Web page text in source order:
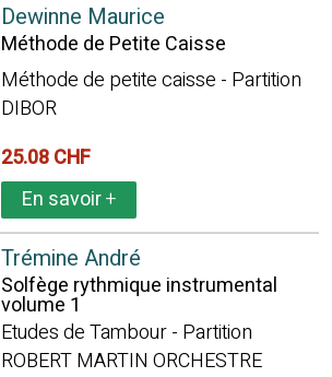
Dewinne Maurice
Méthode de Petite Caisse
Méthode de petite caisse - Partition
DIBOR
25.08 CHF
En savoir+
Trémine André
Solfège rythmique instrumental
volume 1
Etudes de Tambour - Partition
ROBERT MARTIN ORCHESTRE